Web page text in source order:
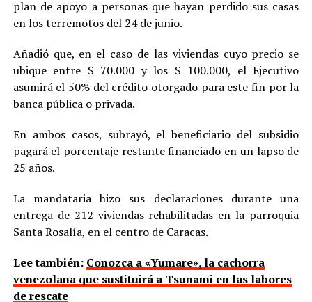
plan de apoyo a personas que hayan perdido sus casas
en los terremotos del 24 de junio.
Añadió que, en el caso de las viviendas cuyo precio se
ubique entre $ 70.000 y los $ 100.000, el Ejecutivo
asumirá el 50% del crédito otorgado para este fin por la
banca pública o privada.
En ambos casos, subrayó, el beneficiario del subsidio
pagará el porcentaje restante financiado en un lapso de
25 años.
La mandataria hizo sus declaraciones durante una
entrega de 212 viviendas rehabilitadas en la parroquia
Santa Rosalía, en el centro de Caracas.
Lee también: Conozca a «Yumare», la cachorra
venezolana que sustituirá a Tsunami en las labores
de rescate